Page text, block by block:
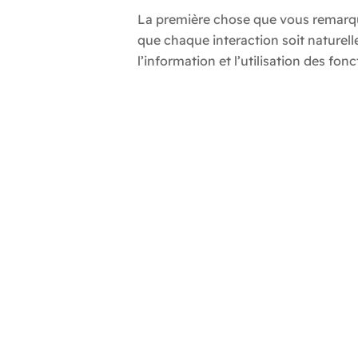
La première chose que vous
que chaque interaction soit
l’information et l’utilisation des